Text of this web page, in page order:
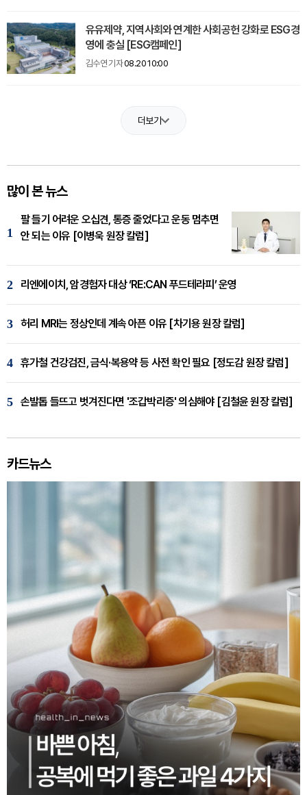
유유제약, 지역사회와 연계한 사회공헌 강화로 ESG경
영에 충실 [ESG캠페인]
김수연 기자08.20 10:00
더보기
많이 본 뉴스
1
팔 들기 어려운 오십견, 통증 줄었다고 운동 멈추면
안 되는 이유 [이병욱 원장 칼럼]
2 리엔에이치, 암경험자 대상 ‘RE:CAN 푸드테라피’ 운영
3 허리 MRI는 정상인데 계속 아픈 이유 [차기용 원장 칼럼]
4 휴가철 건강검진, 금식·복용약 등 사전 확인 필요 [정도감 원장 칼럼]
5 손발톱 들뜨고 벗겨진다면 '조갑박리증' 의심해야 [김철윤 원장 칼럼]
카드뉴스